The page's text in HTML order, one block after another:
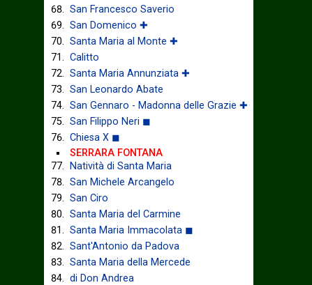
San Francesco Saverio
San Domenico ✚
Santa Maria al Monte ✚
Calitto
Santa Maria Annunziata ✚
San Leonardo Abate
San Gennaro - Madonna delle Grazie ✚
San Filippo Neri ◼
Chiesa X ◼
SERRARA FONTANA
Natività di Santa Maria
San Michele Arcangelo
San Ciro
Santa Maria del Carmine
Santa Maria Immacolata ◼
Sant'Antonio da Padova
Santa Maria della Mercede
di Don Andrea